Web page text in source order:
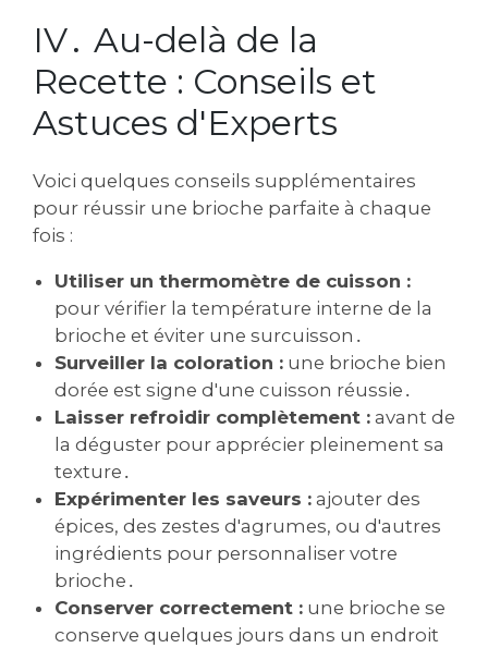
IV․ Au-delà de la
Recette : Conseils et
Astuces d'Experts
Voici quelques conseils supplémentaires
pour réussir une brioche parfaite à chaque
fois :
Utiliser un thermomètre de cuisson :
pour vérifier la température interne de la
brioche et éviter une surcuisson․
Surveiller la coloration : une brioche bien
dorée est signe d'une cuisson réussie․
Laisser refroidir complètement : avant de
la déguster pour apprécier pleinement sa
texture․
Expérimenter les saveurs : ajouter des
épices‚ des zestes d'agrumes‚ ou d'autres
ingrédients pour personnaliser votre
brioche․
Conserver correctement : une brioche se
conserve quelques jours dans un endroit